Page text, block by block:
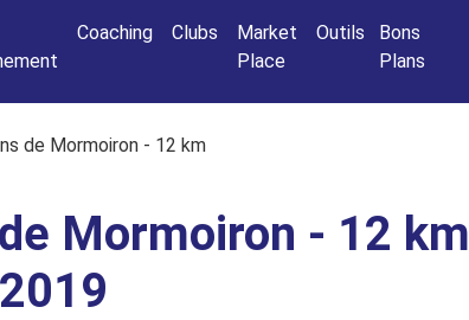
Coaching Clubs
Market
Place
Outils
Bons
Plans
de Mormoiron - 12 km
Mormoiron - 12 km
2019